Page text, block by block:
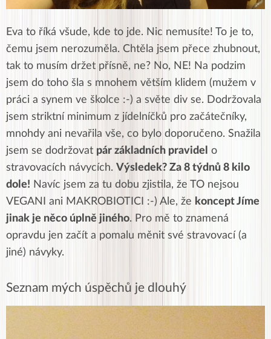
Eva to říká všude, kde to jde. Nic nemusíte! To je to,
čemu jsem nerozuměla. Chtěla jsem přece zhubnout,
tak to musím držet přísně, ne? No, NE! Na podzim
jsem do toho šla s mnohem větším klidem (mužem v
práci a synem ve školce :-) a světe div se. Dodržovala
jsem striktní minimum z jídelníčků pro začátečníky,
mnohdy ani nevařila vše, co bylo doporučeno. Snažila
jsem se dodržovat pár základních pravidel
o
stravovacích návycích. Výsledek? Za 8 týdnů 8 kilo
dole! Navíc jsem za tu dobu zjistila, že TO nejsou
VEGANI ani MAKROBIOTICI :-) Ale, že koncept Jíme
jinak je něco úplně jiného. Pro mě to znamená
opravdu jen začít a pomalu měnit své stravovací (a
jiné) návyky.
Seznam mých úspěchů je dlouhý